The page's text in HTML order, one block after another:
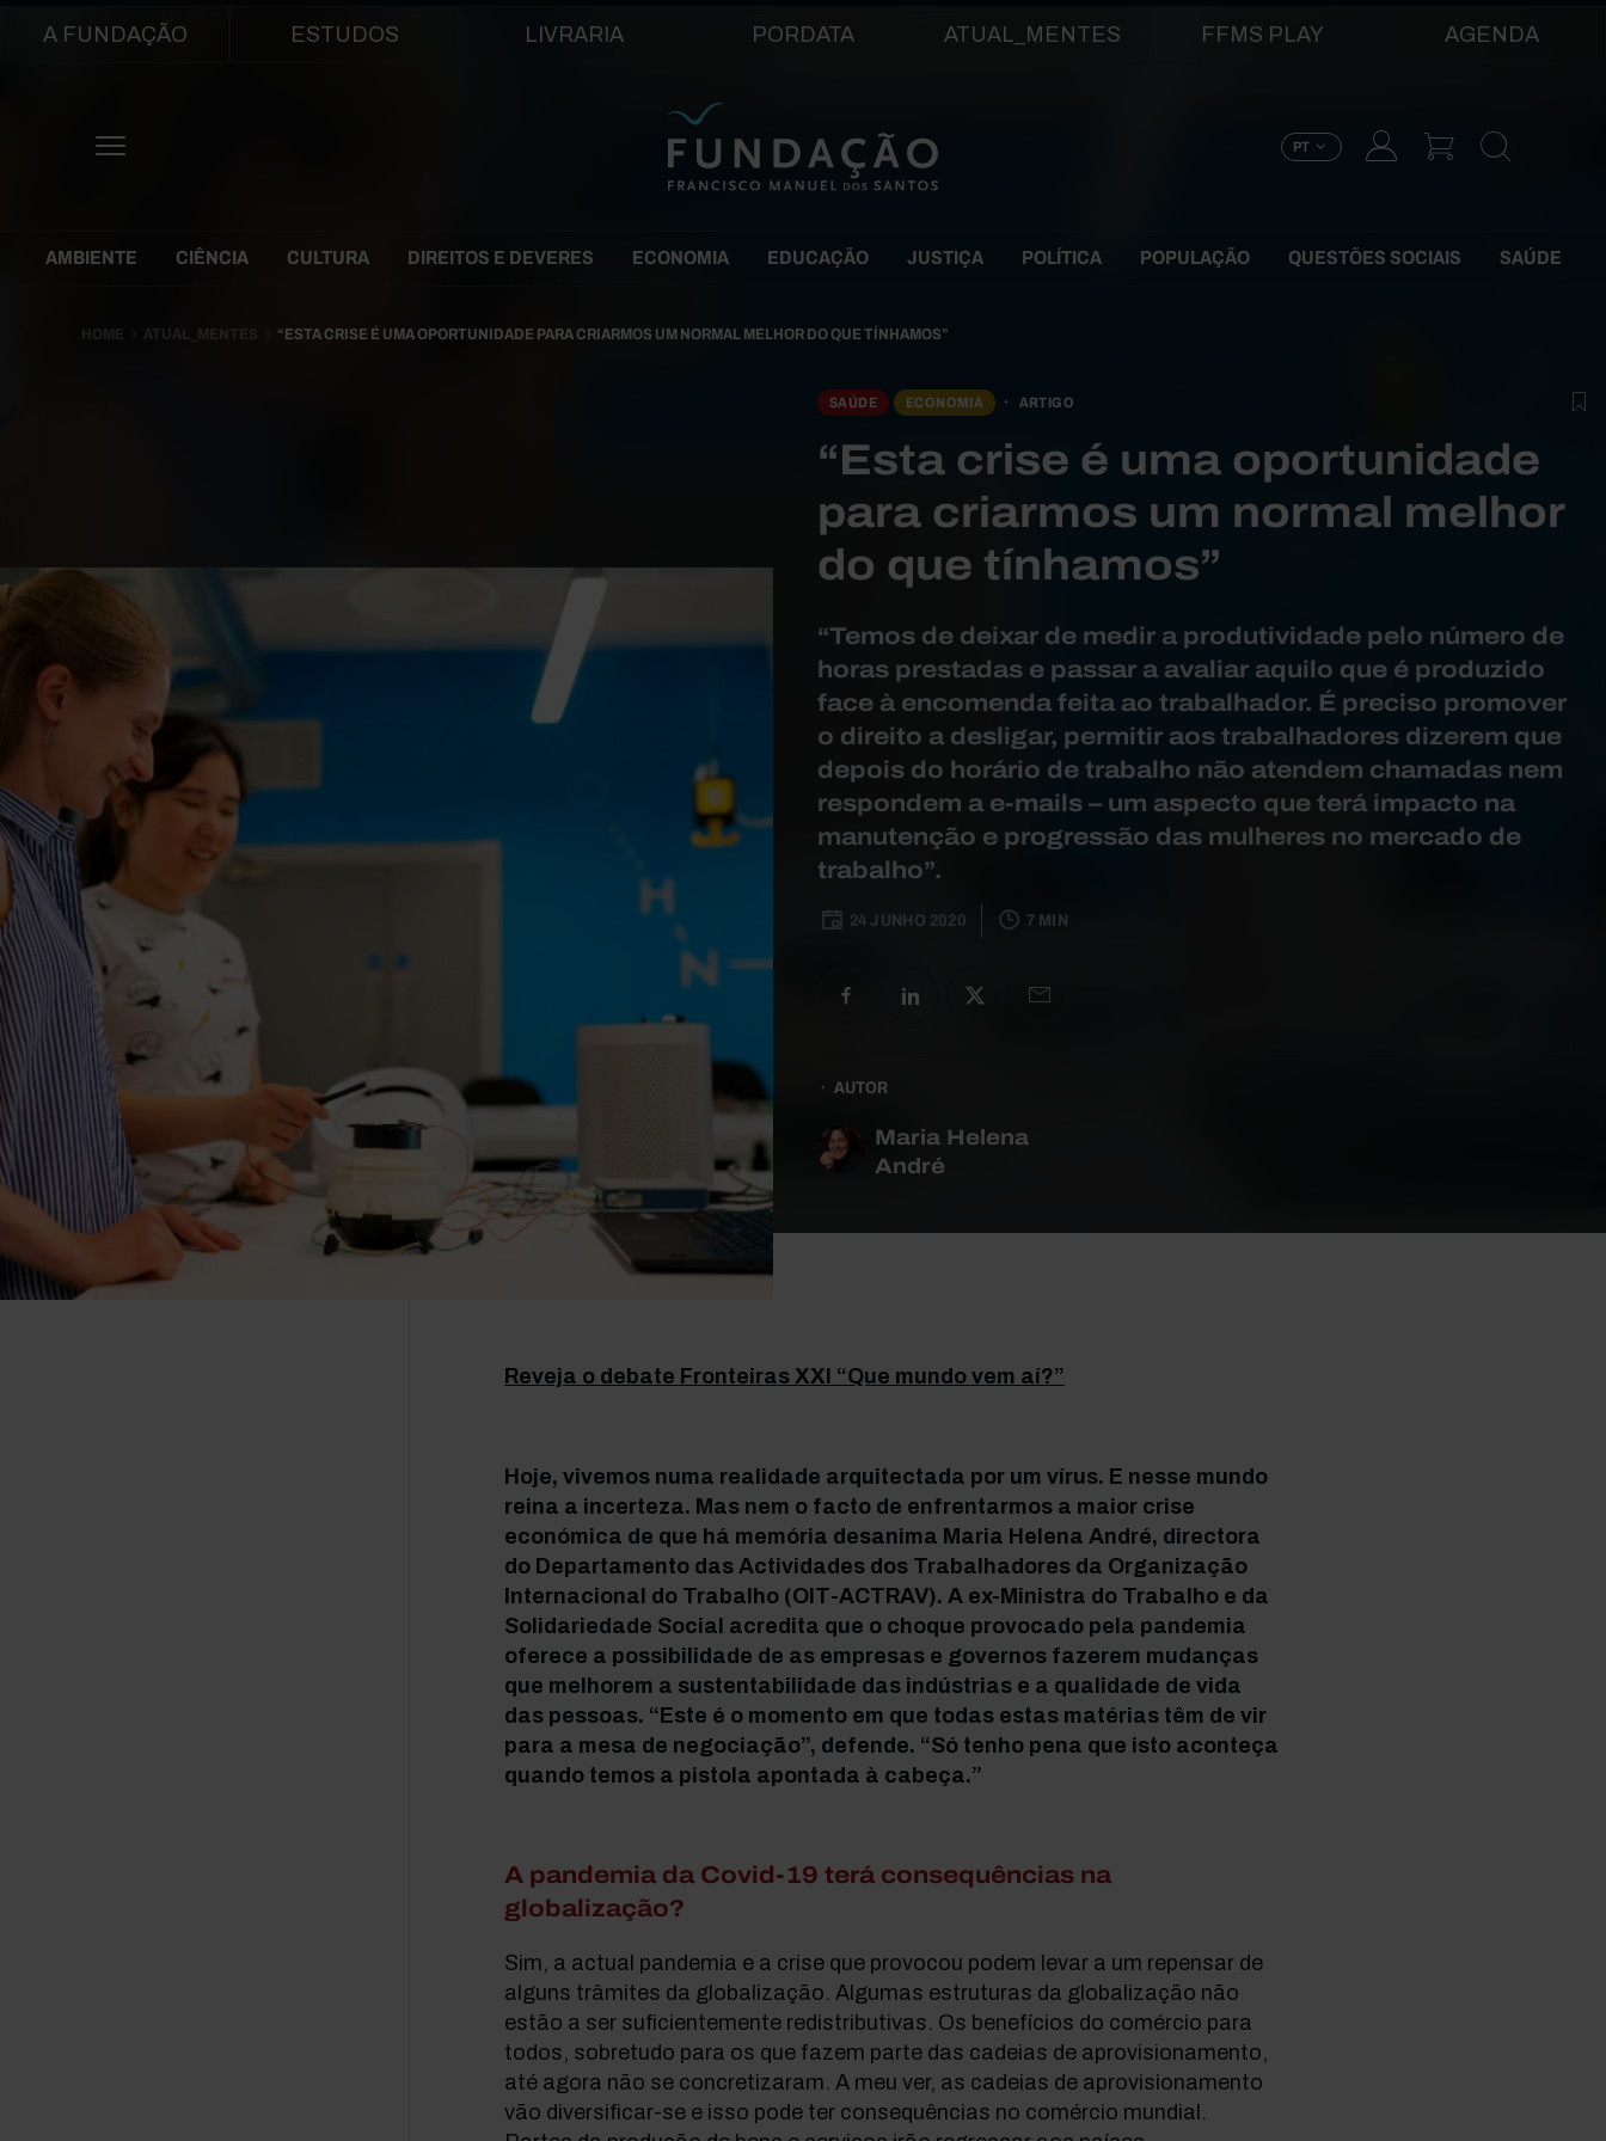
Main navigation
A FUNDAÇÃO ESTUDOS LIVRARIA PORDATA ATUAL_MENTES FFMS PLAY AGENDA
PT
Themes Menu
AMBIENTE CIÊNCIA CULTURA DIREITOS E DEVERES ECONOMIA EDUCAÇÃO JUSTIÇA POLÍTICA POPULAÇÃO QUESTÕES SOCIAIS SAÚDE
HOME ATUAL_MENTES “ESTA CRISE É UMA OPORTUNIDADE PARA CRIARMOS UM NORMAL MELHOR DO QUE TÍNHAMOS”
SAÚDE ECONOMIA ARTIGO
“Esta crise é uma oportunidade
para criarmos um normal melhor
do que tínhamos”
“Temos de deixar de medir a produtividade pelo número de
horas prestadas e passar a avaliar aquilo que é produzido
face à encomenda feita ao trabalhador. É preciso promover
o direito a desligar, permitir aos trabalhadores dizerem que
depois do horário de trabalho não atendem chamadas nem
respondem a e-mails – um aspecto que terá impacto na
manutenção e progressão das mulheres no mercado de
trabalho”.
24 JUNHO 2020 7 MIN
AUTOR
Maria Helena
André
Reveja o debate Fronteiras XXI “Que mundo vem aí?”
Hoje, vivemos numa realidade arquitectada por um vírus. E nesse mundo
reina a incerteza. Mas nem o facto de enfrentarmos a maior crise
económica de que há memória desanima Maria Helena André, directora
do Departamento das Actividades dos Trabalhadores da Organização
Internacional do Trabalho (OIT-ACTRAV). A ex-Ministra do Trabalho e da
Solidariedade Social acredita que o choque provocado pela pandemia
oferece a possibilidade de as empresas e governos fazerem mudanças
que melhorem a sustentabilidade das indústrias e a qualidade de vida
das pessoas. “Este é o momento em que todas estas matérias têm de vir
para a mesa de negociação”, defende. “Só tenho pena que isto aconteça
quando temos a pistola apontada à cabeça.”
A pandemia da Covid-19 terá consequências na
globalização?
Sim, a actual pandemia e a crise que provocou podem levar a um repensar de
alguns trâmites da globalização. Algumas estruturas da globalização não
estão a ser suficientemente redistributivas. Os benefícios do comércio para
todos, sobretudo para os que fazem parte das cadeias de aprovisionamento,
até agora não se concretizaram. A meu ver, as cadeias de aprovisionamento
vão diversificar-se e isso pode ter consequências no comércio mundial.